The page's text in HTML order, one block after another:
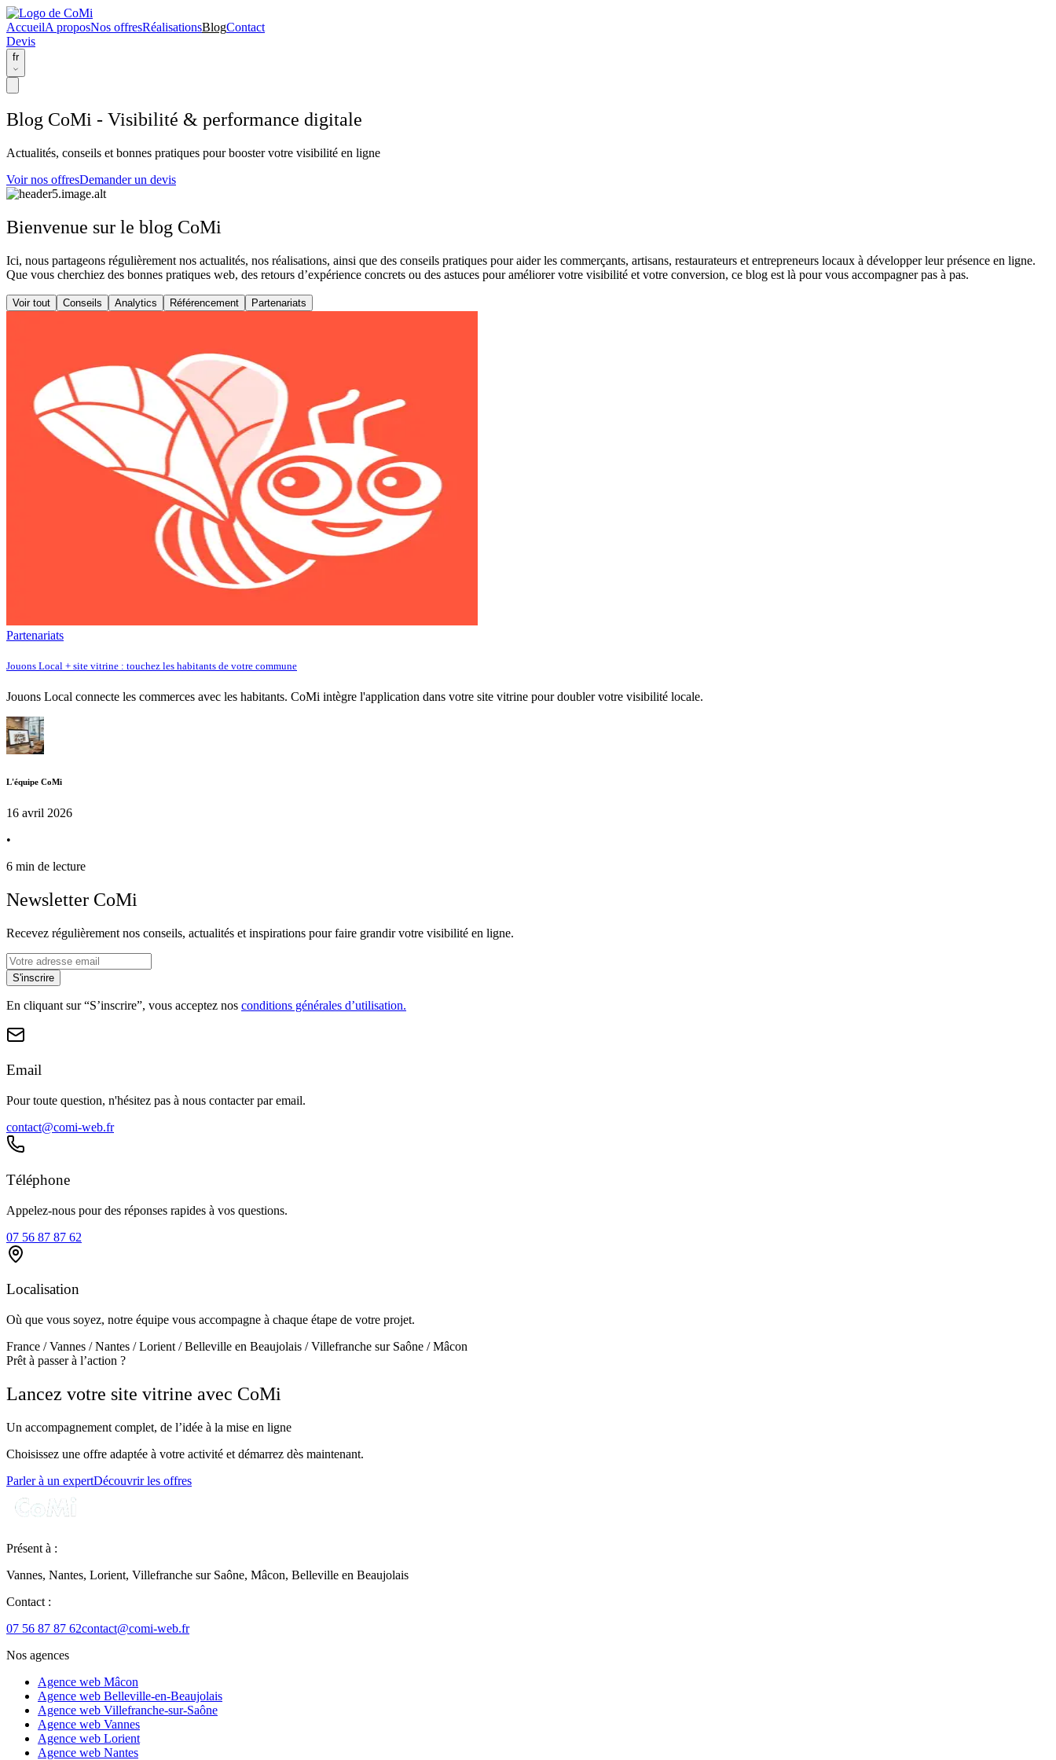
AccueilA proposNos offresRéalisationsBlogContact
Devis
fr
Blog CoMi - Visibilité & performance digitale
Actualités, conseils et bonnes pratiques pour booster votre visibilité en ligne
Voir nos offresDemander un devis
Bienvenue sur le blog CoMi
Ici, nous partageons régulièrement nos actualités, nos réalisations, ainsi que des conseils pratiques pour aider les commerçants, artisans, restaurateurs et entrepreneurs locaux à développer leur présence en ligne.
Que vous cherchiez des bonnes pratiques web, des retours d’expérience concrets ou des astuces pour améliorer votre visibilité et votre conversion, ce blog est là pour vous accompagner pas à pas.
Voir tout Conseils Analytics Référencement Partenariats
Partenariats
Jouons Local + site vitrine : touchez les habitants de votre commune
Jouons Local connecte les commerces avec les habitants. CoMi intègre l'application dans votre site vitrine pour doubler votre visibilité locale.
L'équipe CoMi
16 avril 2026
•
6 min de lecture
Newsletter CoMi
Recevez régulièrement nos conseils, actualités et inspirations pour faire grandir votre visibilité en ligne.
S'inscrire
En cliquant sur “S’inscrire”, vous acceptez nos conditions générales d’utilisation.
Email
Pour toute question, n'hésitez pas à nous contacter par email.
contact@comi-web.fr
Téléphone
Appelez-nous pour des réponses rapides à vos questions.
07 56 87 87 62
Localisation
Où que vous soyez, notre équipe vous accompagne à chaque étape de votre projet.
France / Vannes / Nantes / Lorient / Belleville en Beaujolais / Villefranche sur Saône / Mâcon
Prêt à passer à l’action ?
Lancez votre site vitrine avec CoMi
Un accompagnement complet, de l’idée à la mise en ligne
Choisissez une offre adaptée à votre activité et démarrez dès maintenant.
Parler à un expertDécouvrir les offres
Présent à :
Vannes, Nantes, Lorient, Villefranche sur Saône, Mâcon, Belleville en Beaujolais
Contact :
07 56 87 87 62contact@comi-web.fr
Nos agences
Agence web Mâcon
Agence web Belleville-en-Beaujolais
Agence web Villefranche-sur-Saône
Agence web Vannes
Agence web Lorient
Agence web Nantes